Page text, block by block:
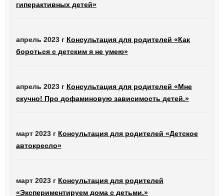
гиперактивных детей»
апрель 2023 г Консультация для родителей «Как
бороться с детским я не умею»
апрель 2023 г Консультация для родителей «Мне
скучно! Про дофаминовую зависимость детей.»
март 2023 г Консультация для родителей «Детское
автокресло»
март 2023 г Консультация для родителей
«Экспериментируем дома с детьми.»